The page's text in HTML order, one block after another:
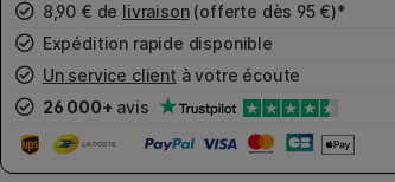
8,90 € de livraison(offerte dès 95 €)*
Expédition rapide disponible
Un service client à votre écoute
26 000+ avis